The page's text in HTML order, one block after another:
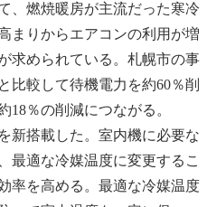
、燃焼暖房が主流だった寒冷
まりからエアコンの利用が増
求められている。札幌市の事
比較して待機電力 を約60％削
18％の削減につながる。
新搭載した。室内機に必要な
最適な冷媒温度に変更するこ
率を高める。最適な冷媒温度